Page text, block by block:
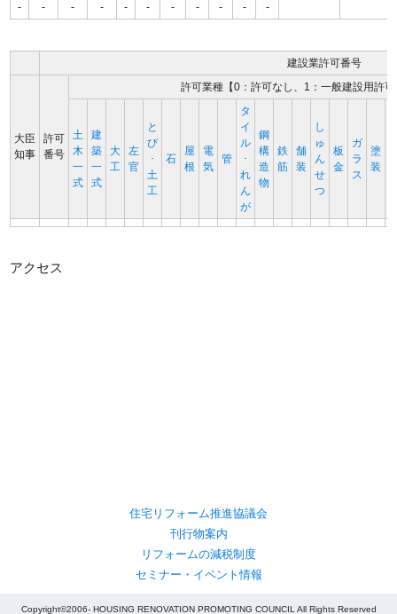
- - - - - - - - - - -
建設業許可番号
大臣
知事
許可
番号
許可業種【0：許可なし、1：一般建設用許
土
木
一
式
建
築
一
式
大
工
左
官
と
び
･
土
工
石
屋
根
電
気
管
タ
イ
ル
･
れ
ん
が
鋼
構
造
物
鉄
筋
舗
装
し
ゅ
ん
せ
つ
板
金
ガ
ラ
ス
塗
装
アクセス
住宅リフォーム推進協議会
刊行物案内
リフォームの減税制度
セミナー・イベント情報
Copyright©2006- HOUSING RENOVATION PROMOTING COUNCIL All Rights Reserved